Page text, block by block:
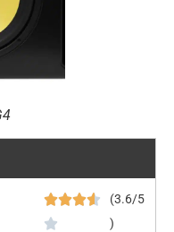
(3.6/5
)